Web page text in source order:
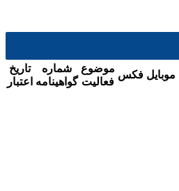
موبايل فكس
موضوع
فعاليت
شماره
گواهينامه
تاريخ
اعتبار